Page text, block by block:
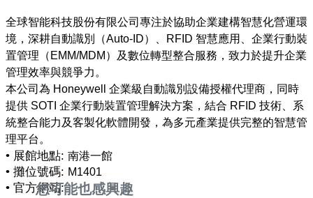
全球智能科技股份有限公司專注於協助企業建構智慧化營運環
境，深耕自動識別（Auto-ID）、RFID 智慧應用、企業行動裝
置管理（EMM/MDM）及數位轉型整合服務，致力於提升企業
管理效率與競爭力。
本公司為 Honeywell 企業級自動識別設備授權代理商，同時
提供 SOTI 企業行動裝置管理解決方案，結合 RFID 技術、系
統整合能力及客製化軟體開發，為多元產業提供完整的智慧管
• 展館地點: 南港一館
• 攤位號碼: M1401
• 官方網站:您可能也感興趣